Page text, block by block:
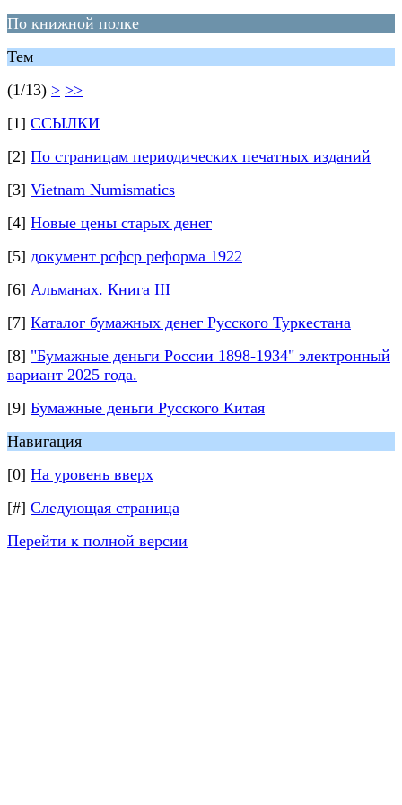
По книжной полке
Тем
(1/13) > >>
[1] ССЫЛКИ
[2] По страницам периодических печатных изданий
[3] Vietnam Numismatics
[4] Новые цены старых денег
[5] документ рсфср реформа 1922
[6] Альманах. Книга III
[7] Каталог бумажных денег Русского Туркестана
[8] "Бумажные деньги России 1898-1934" электронный
вариант 2025 года.
[9] Бумажные деньги Русского Китая
Навигация
[0] На уровень вверх
[#] Следующая страница
Перейти к полной версии